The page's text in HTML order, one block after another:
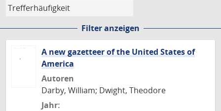
Filter anzeigen
A new gazetteer of the United States of
America
Autoren
Darby, William; Dwight, Theodore
Jahr: